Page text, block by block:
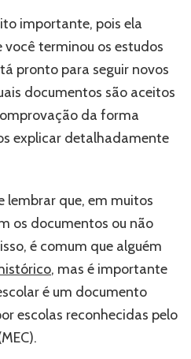
importante, pois ela
terminou os estudos
pronto para seguir novos
documentos são aceitos
da forma
explicar detalhadamente
lembrar que, em muitos
os documentos ou não
é comum que alguém
, mas é importante
é um documento
escolas reconhecidas pelo